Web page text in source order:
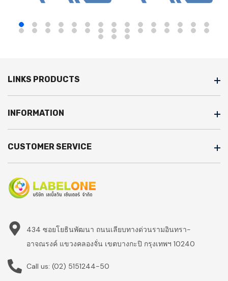
LINKS PRODUCTS
INFORMATION
CUSTOMER SERVICE
434 ซอยโยธินพัฒนา ถนนเลียบทางด่วนรามอินทรา-
อาจณรงค์ แขวงคลองจั่น เขตบางกะปิ กรุงเทพฯ 10240
Call us: (02) 5151244-50